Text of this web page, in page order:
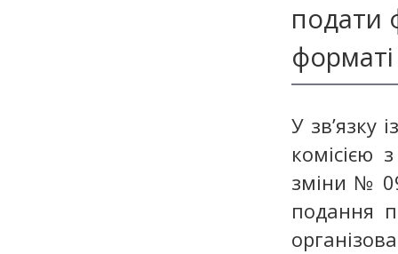
подати
форматі
У зв’язку
комісією
зміни №
подання